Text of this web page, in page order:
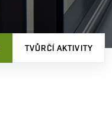
TVŮRČÍ AKTIVITY